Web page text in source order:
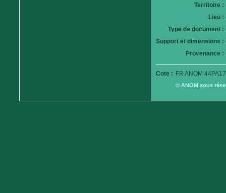
Territoire :
Lieu :
Type de document :
Support et dimensions :
Provenance :
Cote : FR ANOM
© ANOM sous